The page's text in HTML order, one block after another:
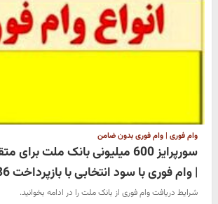
وام فوری | وام فوری بدون ضامن
سورپرایز 600 میلیونی بانک ملت
| وام فوری با سود انتخابی با بازپرداخت 36 ماهه
شرایط دریافت وام فوری از بانک ملت را در ادامه بخوانید.